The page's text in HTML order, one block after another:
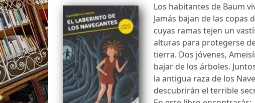
Los habitantes de Baum
Jamás bajan de las copas
cuyas ramas tejen un
alturas para protegerse
tierra. Dos jóvenes,
bajar de los árboles.
la antigua raza de los
descubrirán el terrible